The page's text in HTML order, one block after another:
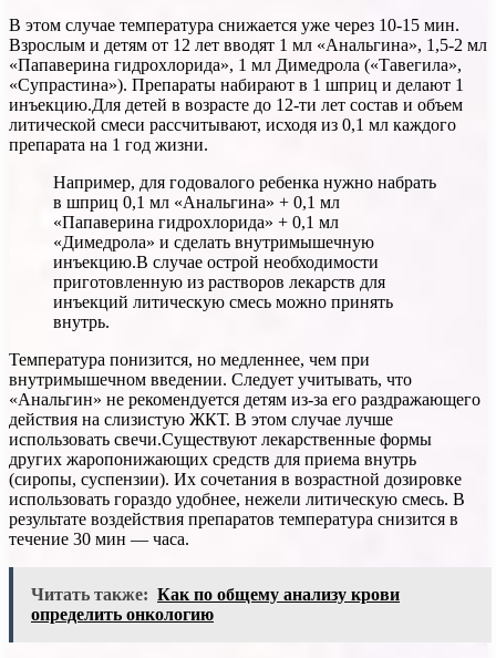
В этом случае температура снижается уже через 10-15 мин.
Взрослым и детям от 12 лет вводят 1 мл «Анальгина», 1,5-2 мл
«Папаверина гидрохлорида», 1 мл Димедрола («Тавегила»,
«Супрастина»). Препараты набирают в 1 шприц и делают 1
инъекцию.Для детей в возрасте до 12-ти лет состав и объем
литической смеси рассчитывают, исходя из 0,1 мл каждого
препарата на 1 год жизни.
Например, для годовалого ребенка нужно набрать
в шприц 0,1 мл «Анальгина» + 0,1 мл
«Папаверина гидрохлорида» + 0,1 мл
«Димедрола» и сделать внутримышечную
инъекцию.В случае острой необходимости
приготовленную из растворов лекарств для
инъекций литическую смесь можно принять
внутрь.
Температура понизится, но медленнее, чем при
внутримышечном введении. Следует учитывать, что
«Анальгин» не рекомендуется детям из-за его раздражающего
действия на слизистую ЖКТ. В этом случае лучше
использовать свечи.Существуют лекарственные формы
других жаропонижающих средств для приема внутрь
(сиропы, суспензии). Их сочетания в возрастной дозировке
использовать гораздо удобнее, нежели литическую смесь. В
результате воздействия препаратов температура снизится в
течение 30 мин — часа.
Читать также: Как по общему анализу крови
определить онкологию